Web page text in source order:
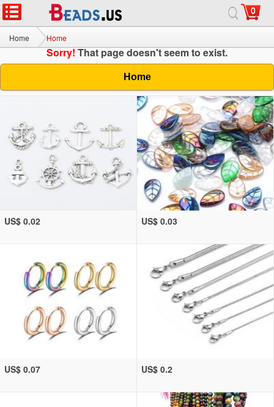
0
Home Home
Sorry!That page doesn't seem to exist.
Home
US$ 0.02 US$ 0.03
US$ 0.07 US$ 0.2